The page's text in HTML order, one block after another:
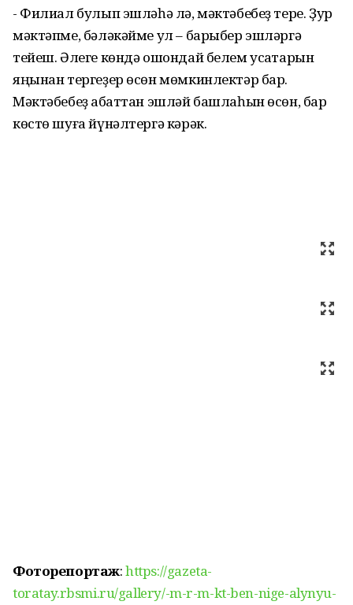
- Филиал булып эшләһә лә, мәктәбебеҙ тере. Ҙур
мәктәпме, бәләкәйме ул – барыбер эшләргә
тейеш. Әлеге көндә ошондай белем усаҡтарын
яңынан тергеҙер өсөн мөмкинлектәр бар.
Мәктәбебеҙ ҡабаттан эшләй башлаһын өсөн, бар
көстө шуға йүнәлтергә кәрәк.
Фоторепортаж:https://gazeta-
toratay.rbsmi.ru/gallery/-m-r-m-kt-ben-nige-alynyu-